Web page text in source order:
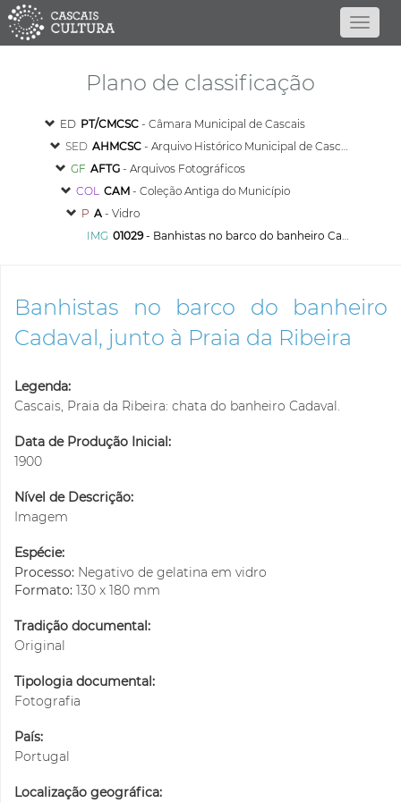
Plano de classificação
ED PT/CMCSC - Câmara Municipal de Cascais
SED AHMCSC - Arquivo Histórico Municipal de Cascais
GF AFTG - Arquivos Fotográficos
COL CAM - Coleção Antiga do Município
P A - Vidro
IMG 01029- Banhistas no barco do banheiro Cadaval, junto à Praia da Ribeira
Banhistas no barco do banheiro
Cadaval, junto à Praia da Ribeira
Legenda:
Cascais, Praia da Ribeira: chata do banheiro Cadaval.
Data de Produção Inicial:
1900
Nível de Descrição:
Imagem
Espécie:
Processo: Negativo de gelatina em vidro
Formato: 130 x 180 mm
Tradição documental:
Original
Tipologia documental:
Fotografia
País:
Portugal
Localização geográfica: